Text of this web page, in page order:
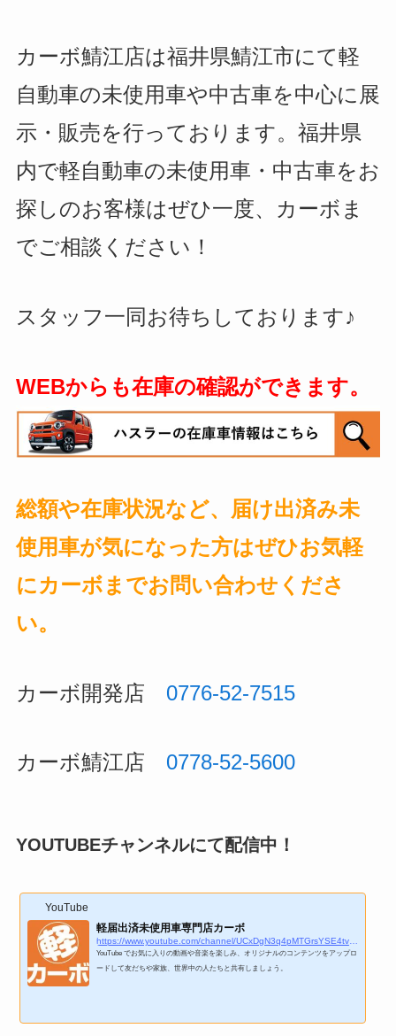
カーボ鯖江店は福井県鯖江市にて軽
自動車の未使用車や中古車を中心に展
示・販売を行っております。福井県
内で軽自動車の未使用車・中古車をお
探しのお客様はぜひ一度、カーボま
でご相談ください！
スタッフ一同お待ちしております♪
WEBからも在庫の確認ができます。
総額や在庫状況など、届け出済み未
使用車が気になった方はぜひお気軽
にカーボまでお問い合わせくださ
い。
カーボ開発店 0776-52-7515
カーボ鯖江店 0778-52-5600
YOUTUBEチャンネルにて配信中！
YouTube
軽届出済未使用車専門店カーボ
https://www.youtube.com/channel/UCxDgN3q4pMTGrsYSE4tvuKg
YouTube でお気に入りの動画や音楽を楽しみ、オリジナルのコンテンツをアップロ
ードして友だちや家族、世界中の人たちと共有しましょう。